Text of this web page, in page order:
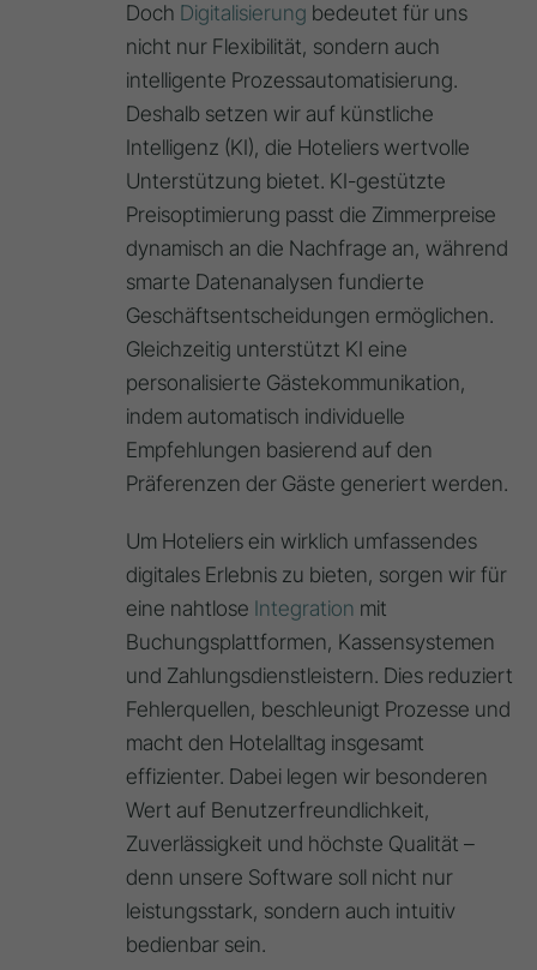
Doch Digitalisierung bedeutet für uns
nicht nur Flexibilität, sondern auch
intelligente Prozessautomatisierung.
Deshalb setzen wir auf künstliche
Intelligenz (KI), die Hoteliers wertvolle
Unterstützung bietet. KI-gestützte
Preisoptimierung passt die Zimmerpreise
dynamisch an die Nachfrage an, während
smarte Datenanalysen fundierte
Geschäftsentscheidungen ermöglichen.
Gleichzeitig unterstützt KI eine
personalisierte Gästekommunikation,
indem automatisch individuelle
Empfehlungen basierend auf den
Präferenzen der Gäste generiert werden.
Um Hoteliers ein wirklich umfassendes
digitales Erlebnis zu bieten, sorgen wir für
eine nahtlose Integration mit
Buchungsplattformen, Kassensystemen
und Zahlungsdienstleistern. Dies reduziert
Fehlerquellen, beschleunigt Prozesse und
macht den Hotelalltag insgesamt
effizienter. Dabei legen wir besonderen
Wert auf Benutzerfreundlichkeit,
Zuverlässigkeit und höchste Qualität –
denn unsere Software soll nicht nur
leistungsstark, sondern auch intuitiv
bedienbar sein.